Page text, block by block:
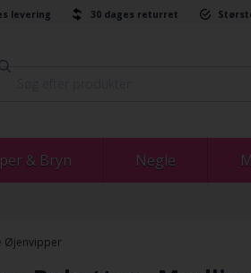
levering 30 dages returret
& Bryn Negle
Øjenvipper